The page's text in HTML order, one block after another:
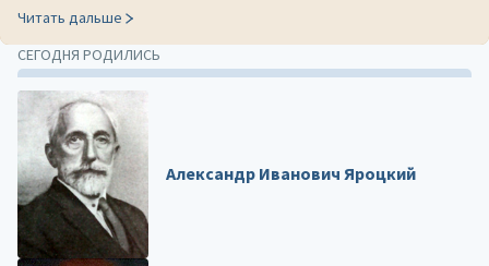
Читать дальше
СЕГОДНЯ РОДИЛИСЬ
Александр Иванович Яроцкий